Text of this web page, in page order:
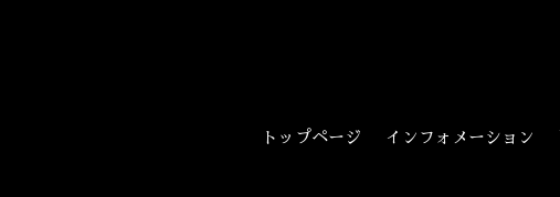
トップページ インフォメーション